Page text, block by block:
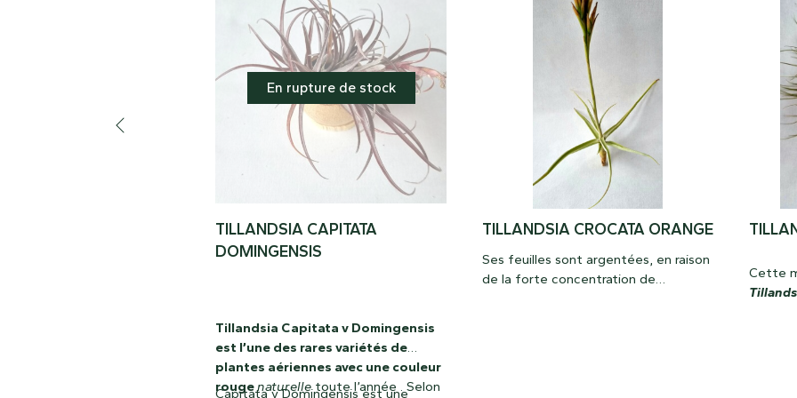
En rupture de stock
TILLANDSIA CAPITATA
DOMINGENSIS
Tillandsia Capitata v Domingensis
est l’une des rares variétés de
plantes aériennes avec une couleur
rougenaturelletoute l’année . Selon
Capitata v Domingensis est une
TILLANDSIA CROCATA ORANGE
Ses feuilles sont argentées, en raison
de la forte concentration de
Cette